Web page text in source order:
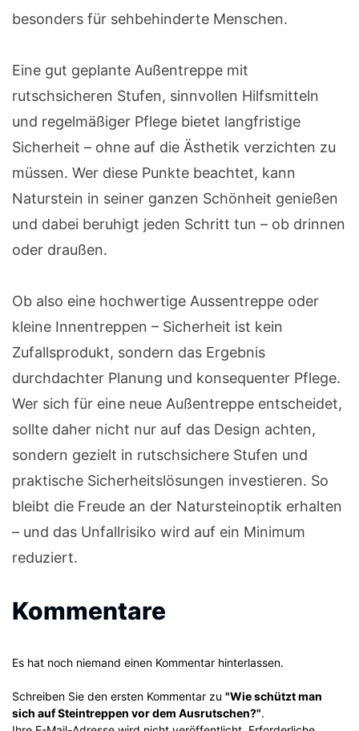
besonders für sehbehinderte Menschen.
Eine gut geplante Außentreppe mit
rutschsicheren Stufen, sinnvollen Hilfsmitteln
und regelmäßiger Pflege bietet langfristige
Sicherheit – ohne auf die Ästhetik verzichten zu
müssen. Wer diese Punkte beachtet, kann
Naturstein in seiner ganzen Schönheit genießen
und dabei beruhigt jeden Schritt tun – ob drinnen
oder draußen.
Ob also eine hochwertige Aussentreppe oder
kleine Innentreppen – Sicherheit ist kein
Zufallsprodukt, sondern das Ergebnis
durchdachter Planung und konsequenter Pflege.
Wer sich für eine neue Außentreppe entscheidet,
sollte daher nicht nur auf das Design achten,
sondern gezielt in rutschsichere Stufen und
praktische Sicherheitslösungen investieren. So
bleibt die Freude an der Natursteinoptik erhalten
– und das Unfallrisiko wird auf ein Minimum
reduziert.
Kommentare
Es hat noch niemand einen Kommentar hinterlassen.
Schreiben Sie den ersten Kommentar zu "Wie schützt man
sich auf Steintreppen vor dem Ausrutschen?".